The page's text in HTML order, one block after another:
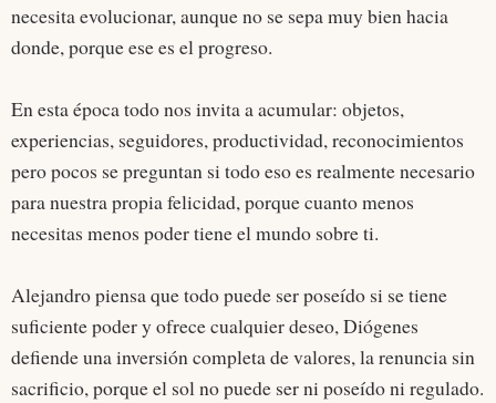
necesita evolucionar, aunque no se sepa muy bien hacia
donde, porque ese es el progreso.
En esta época todo nos invita a acumular: objetos,
experiencias, seguidores, productividad, reconocimientos
pero pocos se preguntan si todo eso es realmente necesario
para nuestra propia felicidad, porque cuanto menos
necesitas menos poder tiene el mundo sobre ti.
Alejandro piensa que todo puede ser poseído si se tiene
suficiente poder y ofrece cualquier deseo, Diógenes
defiende una inversión completa de valores, la renuncia sin
sacrificio, porque el sol no puede ser ni poseído ni regulado.